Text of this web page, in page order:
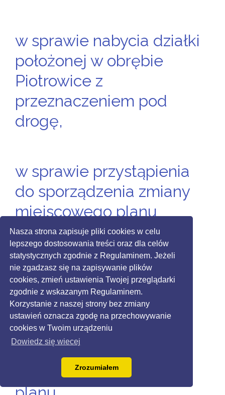
Nasza strona zapisuje pliki cookies w celu
lepszego dostosowania treści oraz dla celów
statystycznych zgodnie z Regulaminem. Jeżeli
nie zgadzasz się na zapisywanie plików
cookies, zmień ustawienia Twojej przeglądarki
zgodnie z wskazanym Regulaminem.
Korzystanie z naszej strony bez zmiany
ustawień oznacza zgodę na przechowywanie
cookies w Twoim urządzeniu
Dowiedz się wiecej
Zrozumiałem
w sprawie nabycia działki
położonej w obrębie
Piotrowice z
przeznaczeniem pod
drogę,
w sprawie przystąpienia
do sporządzenia zmiany
miejscowego planu
zagospodarowania
przestrzennego dla
terenu położonego w
miejscowości
Święciechowa
oznaczonego na
załączniku graficznym
granicami opracowania